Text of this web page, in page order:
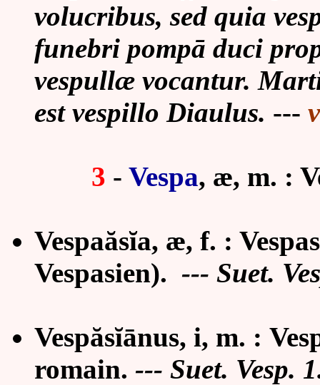
volucribus, sed quia
funebri pompā duci
vespullæ vocantur.
est vespillo Diaulus. ---
3 - Vespa, æ, m. :
Vespaăsĭa, æ, f. :
Vespasien). --- Suet.
Vespăsĭānus, i, m. :
romain. --- Suet. Vesp.